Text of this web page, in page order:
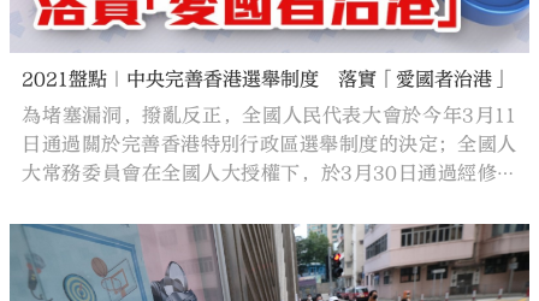
2021盤點｜中央完善香港選舉制度 落實「愛國者治港」
為堵塞漏洞，撥亂反正，全國人民代表大會於今年3月11
日通過關於完善香港特別行政區選舉制度的決定；全國人
大常務委員會在全國人大授權下，於3月30日通過經修訂
《2021年完善選舉制度（綜合修訂）條例草案》，標誌着
香港政治體制迎來可全面準確貫徹「一國兩制」、落實
「愛國者治港」原則的新時代。